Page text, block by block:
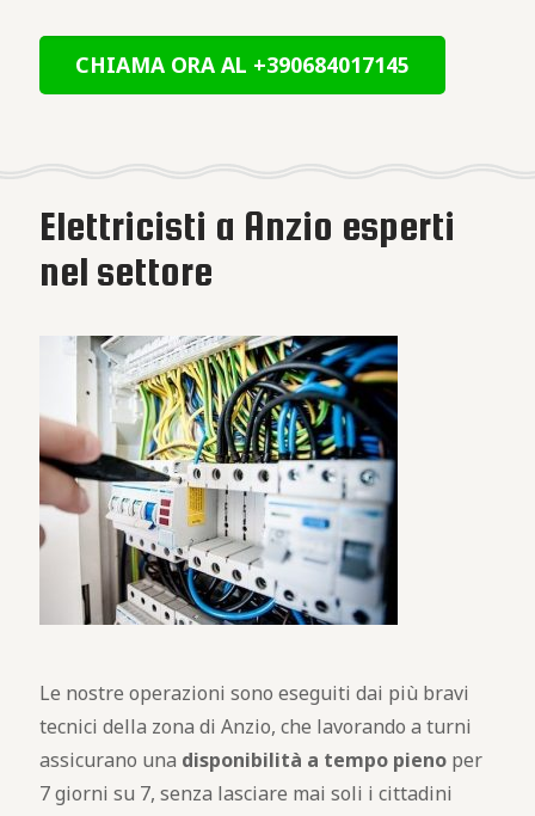
CHIAMA ORA AL +390684017145
Elettricisti a Anzio esperti
nel settore
Le nostre operazioni sono eseguiti dai più bravi
tecnici della zona di Anzio, che lavorando a turni
assicurano una disponibilità a tempo pieno per
7 giorni su 7, senza lasciare mai soli i cittadini